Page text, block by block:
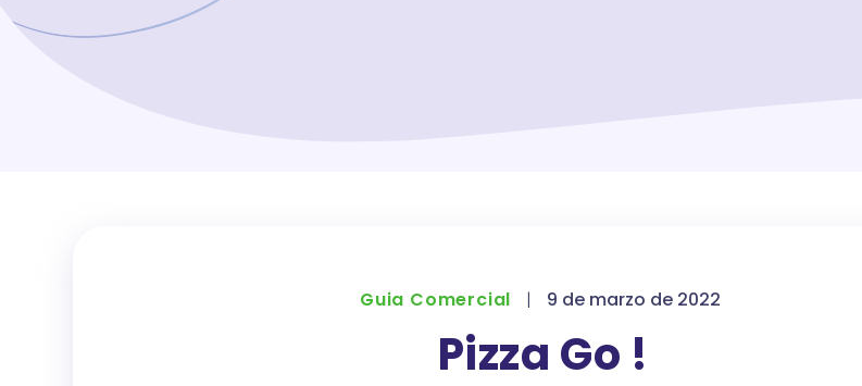
Guia Comercial | 9 de marzo de 2022
Pizza Go !